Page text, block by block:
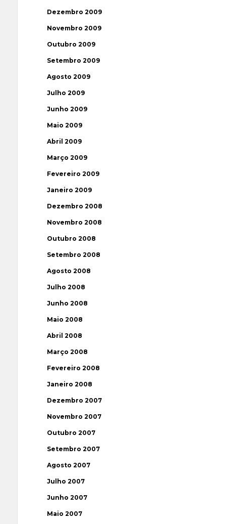
Dezembro 2009
Novembro 2009
Outubro 2009
Setembro 2009
Agosto 2009
Julho 2009
Junho 2009
Maio 2009
Abril 2009
Março 2009
Fevereiro 2009
Janeiro 2009
Dezembro 2008
Novembro 2008
Outubro 2008
Setembro 2008
Agosto 2008
Julho 2008
Junho 2008
Maio 2008
Abril 2008
Março 2008
Fevereiro 2008
Janeiro 2008
Dezembro 2007
Novembro 2007
Outubro 2007
Setembro 2007
Agosto 2007
Julho 2007
Junho 2007
Maio 2007